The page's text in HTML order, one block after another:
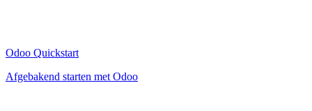
Odoo Quickstart
Afgebakend starten met Odoo